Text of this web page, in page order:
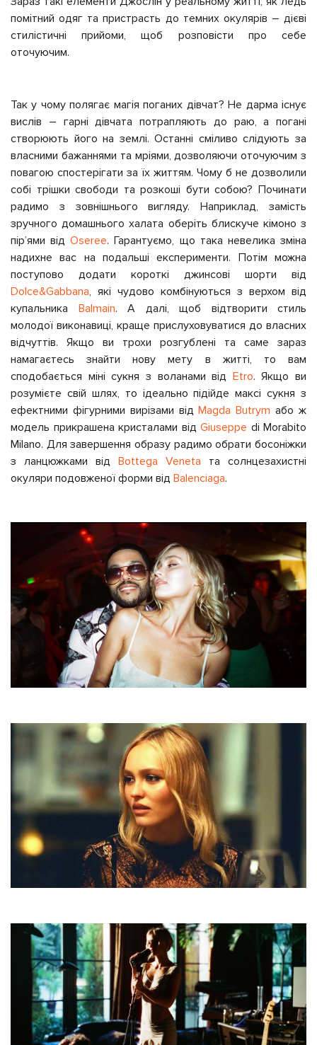
помітний одяг та пристрасть до темних окулярів – дієві
стилістичні прийоми, щоб розповісти про себе
оточуючим.
Так у чому полягає магія поганих дівчат? Не дарма існує
вислів – гарні дівчата потрапляють до раю, а погані
створюють його на землі. Останні сміливо слідують за
власними бажаннями та мріями, дозволяючи оточуючим з
повагою спостерігати за їх життям. Чому б не дозволили
собі трішки свободи та розкоші бути собою? Починати
радимо з зовнішнього вигляду. Наприклад, замість
зручного домашнього халата оберіть блискуче кімоно з
пір’ями відOseree. Гарантуємо, що така невелика зміна
надихне вас на подальші експерименти. Потім можна
поступово додати короткі джинсові шорти від
Dolce&Gabbana, які чудово комбінуються з верхом від
купальника Balmain. А далі, щоб відтворити стиль
молодої виконавиці, краще прислуховуватися до власних
відчуттів. Якщо ви трохи розгублені та саме зараз
намагаєтесь знайти нову мету в житті, то вам
сподобається міні сукня з воланами від Etro. Якщо ви
розумієте свій шлях, то ідеально підійде максі сукня з
ефектними фігурними вирізами відMagda Butrym або ж
модель прикрашена кристалами від Giuseppe di Morabito
Milano. Для завершення образу радимо обрати босоніжки
з ланцюжками від Bottega Veneta та солнцезахистні
окуляри подовженої форми від Balenciaga.